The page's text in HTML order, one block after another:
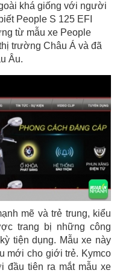
khá giống với người
People S 125 EFI
từ mẫu xe People
trường Châu Á và đã
Âu.
mẽ và trẻ trung, kiểu
trang bị những công
tiện dụng. Mẫu xe này
mới cho giới trẻ. Kymco
đầu tiên ra mắt mẫu xe